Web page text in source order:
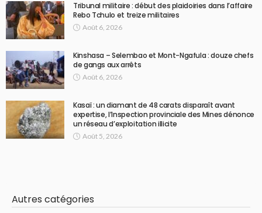
Tribunal militaire : début des plaidoiries dans l’affaire
Rebo Tchulo et treize militaires
Août 6, 2026
Kinshasa – Selembao et Mont-Ngafula : douze chefs
de gangs aux arrêts
Août 6, 2026
Kasaï : un diamant de 48 carats disparaît avant
expertise, l’Inspection provinciale des Mines dénonce
un réseau d’exploitation illicite
Août 5, 2026
Autres catégories